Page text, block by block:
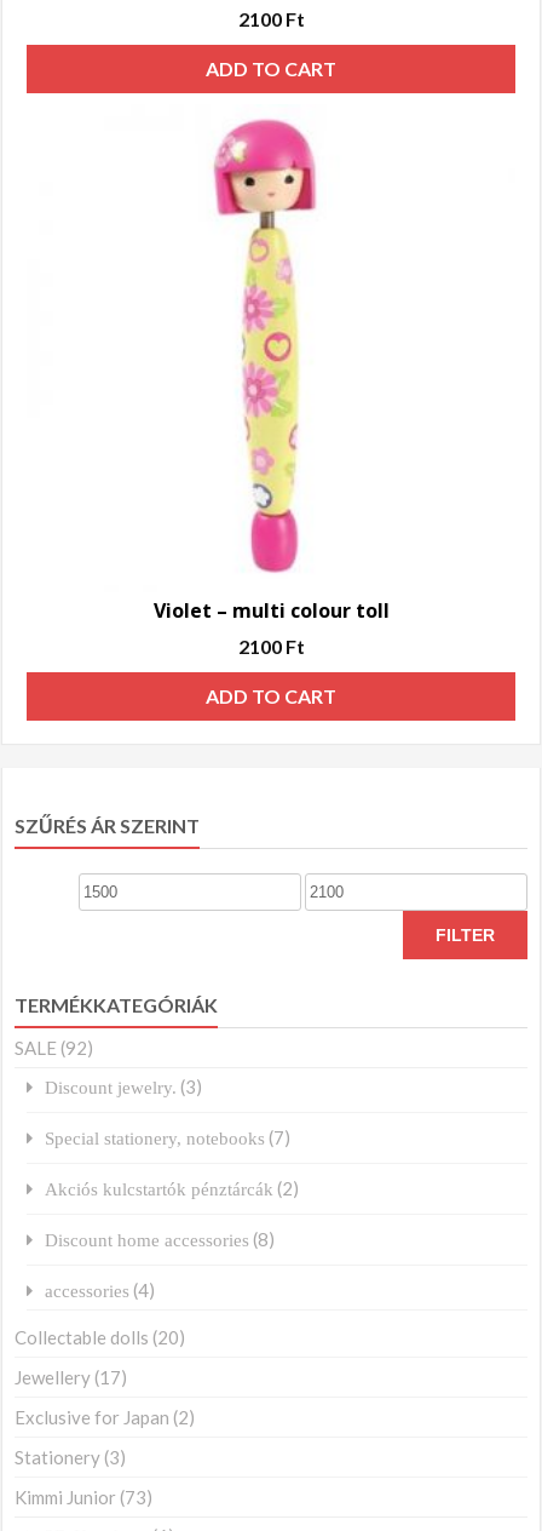
2100 Ft
ADD TO CART
Violet – multi colour toll
2100 Ft
ADD TO CART
SZŰRÉS ÁR SZERINT
Min
Max
FILTER
TERMÉKKATEGÓRIÁK
SALE (92)
Discount jewelry. (3)
Special stationery, notebooks (7)
Akciós kulcstartók pénztárcák (2)
Discount home accessories (8)
accessories (4)
Collectable dolls (20)
Jewellery (17)
Exclusive for Japan (2)
Stationery (3)
Kimmi Junior (73)